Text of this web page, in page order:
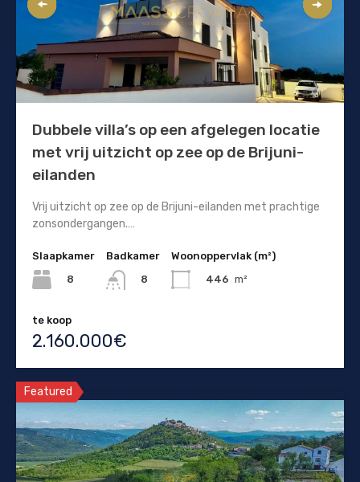
Dubbele villa’s op een afgelegen locatie
met vrij uitzicht op zee op de Brijuni-
eilanden
Vrij uitzicht op zee op de Brijuni-eilanden met prachtige
zonsondergangen.…
Slaapkamer
8
Badkamer
8
Woonoppervlak (m²)
446 m²
te koop
2.160.000€
Featured